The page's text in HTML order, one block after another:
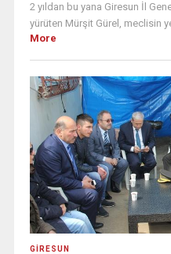
2 yıldan bu yana Giresun İl
yürüten Mürşit Gürel, meclisin
More
GIRESUN